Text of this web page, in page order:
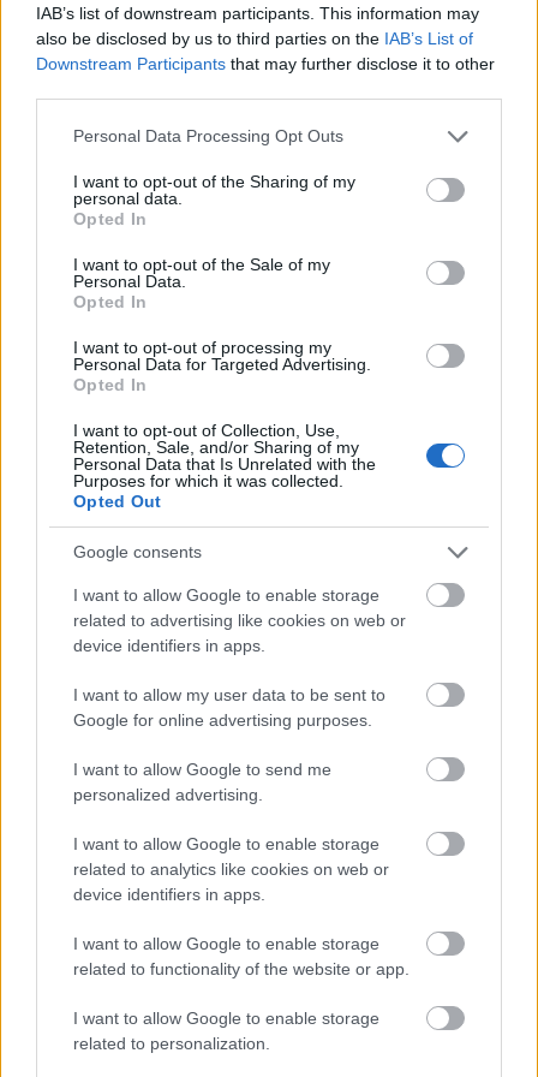
IAB’s list of downstream participants. This information may
also be disclosed by us to third parties on the IAB’s List of
Downstream Participants that may further disclose it to other
Please note that this website/app uses one or more Google
not limited to your visit or usage behaviour. You may click to
grant or deny consent to Google and its third-party tags to
use your data for below specified purposes in below Google
consent section.
Personal Data Processing Opt Outs
I want to opt-out of the Sharing of my
personal data.
Opted In
I want to opt-out of the Sale of my
Personal Data.
Opted In
I want to opt-out of processing my
Personal Data for Targeted Advertising.
Opted In
I want to opt-out of Collection, Use,
Retention, Sale, and/or Sharing of my
Personal Data that Is Unrelated with the
Purposes for which it was collected.
Opted Out
Google consents
I want to allow Google to enable storage
related to advertising like cookies on web or
device identifiers in apps.
I want to allow my user data to be sent to
Google for online advertising purposes.
I want to allow Google to send me
personalized advertising.
I want to allow Google to enable storage
related to analytics like cookies on web or
device identifiers in apps.
I want to allow Google to enable storage
related to functionality of the website or app.
I want to allow Google to enable storage
related to personalization.
Az első porció: a jelen magával ragadó
sodrása. Allegro con spirito. Csak megszólal
és már kapkodja is a fejét a szegény beteg. Ez
bizony nem rokokó, nem lehet alatta
forte, megreped az aranyozott stukkó.
A második porció: jelenanalízis. Largo,
látszólag lassan hömpölygő nyugalomban,
ám a zene építőeleme a jelen fontos
mozzanata, a váratlanság. A befejezetlen
frázisok finom hiányérzete, a ritmikai
destabilizálás keltette enyhe rosszullét
fontos hatóanyagok működését jelzik, s így
már a gyógyulás előhírnökei. Egy kis
teológiát is kap a beteg hozzá: a szordinált
vonósok felett mint két ujj, úgy mutatnak az
oboák az ég felé. Ha valahol, csak ott
tudhatják, rosszabbodnak-e valóban az idők.
A tétel vége a jelenben kitáruló
határtalanság: a két kürt kinyílik mint az olló,
az első a magasban a dallammal, a második a
mélyben a basszussal. Torokszorító egy
pirula: a tátongó űr felett lebegve végre
E kúra után némi megkönnyebbülés jön,
Menuetto, hogy a beteg megkeseredett, de
már némiképp átmosott elméjéből az
ütemesen mozgó végtagok kirázzák a
reflexiónak még a gondolatát is.
idő mélységes mély titka: a jelen örökös
visszatérése. Szó sem lehet az idők és az
emberek folyamatos rosszabbodásról, hiszen
íme, a jelen most is, mint mindörökre, egyre
csak visszatér.